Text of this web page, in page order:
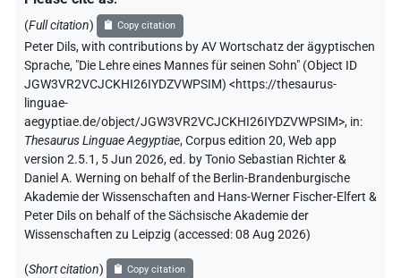
(Full citation) Copy citation
Peter Dils,with contributions byAV Wortschatz der ägyptischen
Sprache, "Die Lehre eines Mannes für seinen Sohn" (Object ID
JGW3VR2VCJCKHI26IYDZVWPSIM) <https://thesaurus-
linguae-
aegyptiae.de/object/JGW3VR2VCJCKHI26IYDZVWPSIM>, in:
Thesaurus Linguae Aegyptiae,Corpus edition 20, Web app
version 2.5.1, 5 Jun 2026, ed. by Tonio Sebastian Richter &
Daniel A. Werning on behalf of the Berlin-Brandenburgische
Akademie der Wissenschaften and Hans-Werner Fischer-Elfert &
Peter Dils on behalf of the Sächsische Akademie der
Wissenschaften zu Leipzig (accessed:08 Aug 2026)
(Short citation) Copy citation